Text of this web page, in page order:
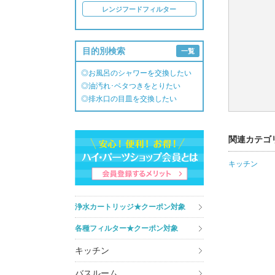
レンジフードフィルター
目的別検索 一覧
◎お風呂のシャワーを交換したい
◎油汚れ･ベタつきをとりたい
◎排水口の目皿を交換したい
浄水カートリッジ★クーポン対象
各種フィルター★クーポン対象
キッチン
関連カテゴ
キッチン